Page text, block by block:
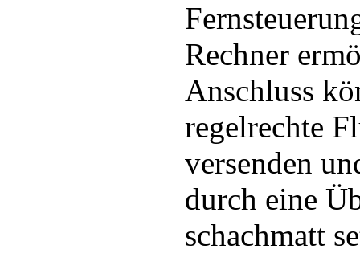
Rechner
Anschluss
regelrechte
versenden
durch eine
schachmatt